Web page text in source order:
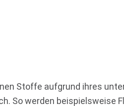
Stoffe aufgrund ihres
So werden beispielsweise